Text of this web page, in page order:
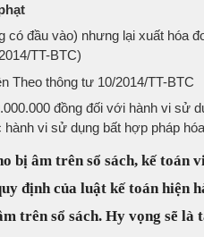
có đầu vào) nhưng lại xuất hóa
TT-BTC)
Theo thông tư 10/2014/TT-BTC
đồng đối với hành vi sử
vi sử dụng bất hợp pháp
bị âm trên sổ sách, kế toán
định của luật kế toán hiện
trên sổ sách. Hy vọng sẽ